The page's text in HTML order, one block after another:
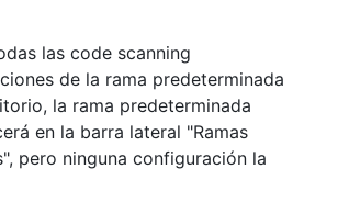
las code scanning
de la rama predeterminada
la rama predeterminada
en la barra lateral "Ramas
pero ninguna configuración la